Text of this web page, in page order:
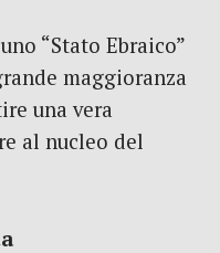
“Stato Ebraico”
maggioranza
una vera
al nucleo del